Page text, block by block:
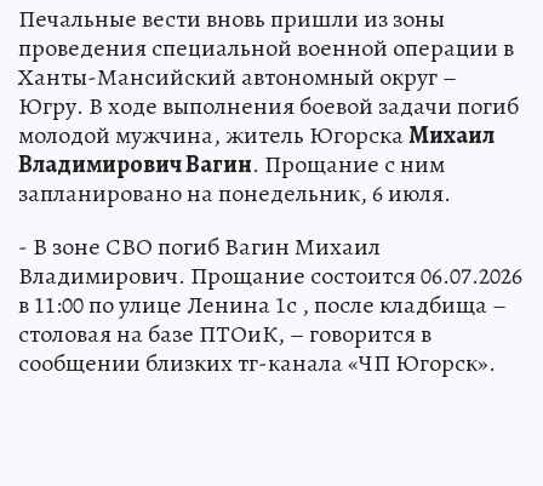
Печальные вести вновь пришли из зоны
проведения специальной военной операции в
Ханты-Мансийский автономный округ –
Югру. В ходе выполнения боевой задачи погиб
молодой мужчина, житель ЮгорскаМихаил
Владимирович Вагин. Прощание с ним
запланировано на понедельник, 6 июля.
- В зоне СВО погиб Вагин Михаил
Владимирович. Прощание состоится 06.07.2026
в 11:00 по улице Ленина 1с , после кладбища –
столовая на базе ПТОиК, – говорится в
сообщении близких тг-канала «ЧП Югорск».